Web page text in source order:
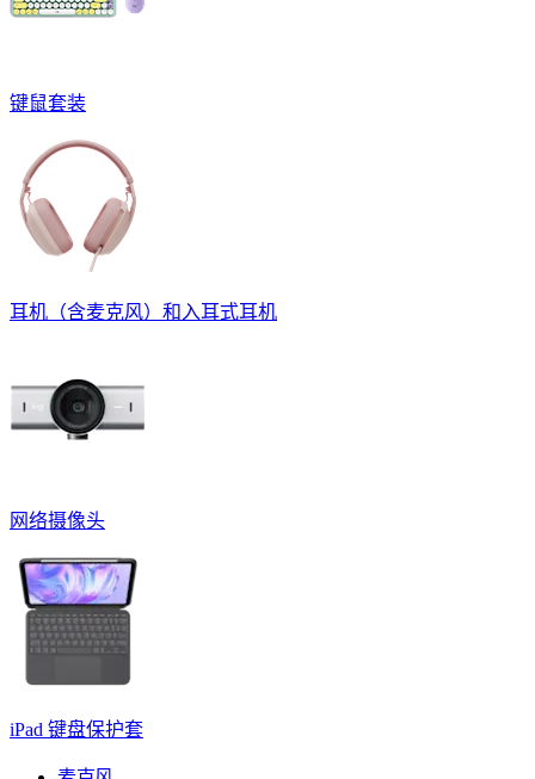
键鼠套装
耳机（含麦克风）和入耳式耳机
网络摄像头
iPad 键盘保护套